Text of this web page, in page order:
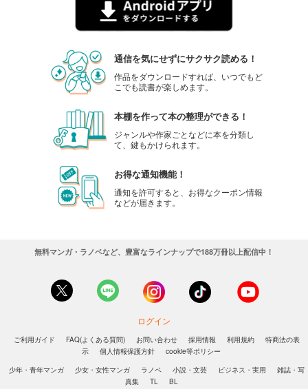
通信を気にせずにサクサク読める！
作品をダウンロードすれば、いつでもど
こでも読書が楽しめます。
本棚を作って本の整理ができる！
ジャンルや作家ごとなどに本を分類し
て、鍵もかけられます。
お得な通知機能！
通知を許可すると、お得なクーポン情報
などが届きます。
無料マンガ・ラノベなど、豊富なラインナップで188万冊以上配信中！
ログイン
ご利用ガイド FAQ(よくある質問) お問い合わせ 採用情報 利用規約
特商法の表
示
個人情報保護方針
cookie等ポリシー
少年・青年マンガ
少女・女性マンガ ラノベ 小説・文芸 ビジネス・実用
雑誌・写
真集
TL BL